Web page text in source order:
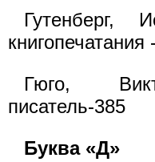
Гутенберг,
книгопечатания
Гюго,
писатель-385
Буква «Д»